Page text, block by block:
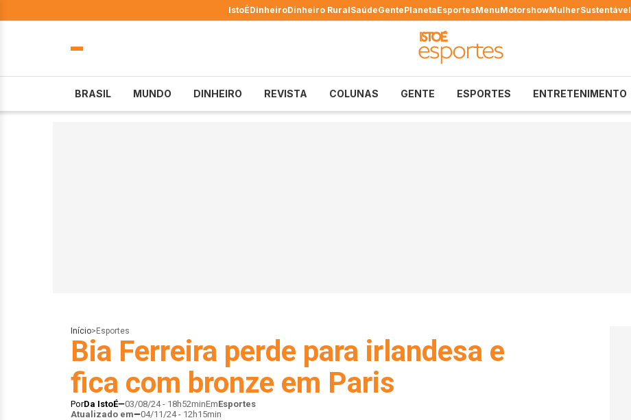
IstoÉDinheiroDinheiro RuralSaúdeGentePlanetaEsportesMenuMotorshowMulherSustentável
BRASIL MUNDO DINHEIRO REVISTA COLUNAS GENTE ESPORTES ENTRETENIMENTO
Início> Esportes
Bia Ferreira perde para irlandesa e
fica com bronze em Paris
PorDa IstoÉ 03/08/24 - 18h52minEmEsportes
Atualizado em
04/11/24 - 12h15min